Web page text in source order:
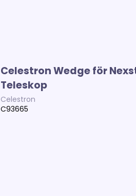
Celestron Wedge för
Teleskop
Celestron
C93665